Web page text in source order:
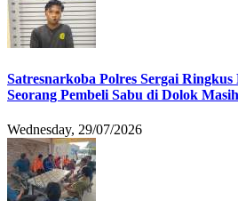
Satresnarkoba Polres Sergai Ringkus
Seorang Pembeli Sabu di Dolok
Wednesday, 29/07/2026